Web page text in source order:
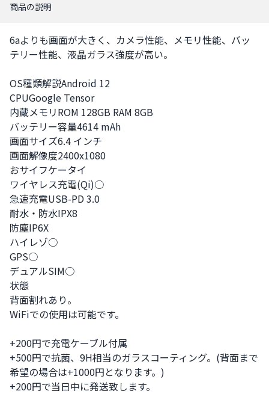
商品の説明
6aよりも画面が大きく、カメラ性能、メモリ性能、バッ
テリー性能、液晶ガラス強度が高い。
OS種類解説Android 12
CPUGoogle Tensor
内蔵メモリROM 128GB RAM 8GB
バッテリー容量4614 mAh
画面サイズ6.4 インチ
画面解像度2400x1080
おサイフケータイ
ワイヤレス充電(Qi)○
急速充電USB-PD 3.0
耐水・防水IPX8
防塵IP6X
ハイレゾ○
GPS○
デュアルSIM○
状態
背面割れあり。
WiFiでの使用は可能です。
+200円で充電ケーブル付属
+500円で抗菌、9H相当のガラスコーティング。(背面まで
希望の場合は+1000円となります。)
+200円で当日中に発送致します。